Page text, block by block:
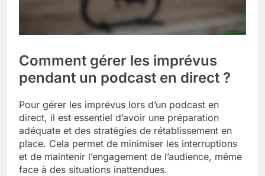
Comment gérer les imprévus
pendant un podcast en direct ?
Pour gérer les imprévus lors d’un podcast en
direct, il est essentiel d’avoir une préparation
adéquate et des stratégies de rétablissement en
place. Cela permet de minimiser les interruptions
et de maintenir l’engagement de l’audience, même
face à des situations inattendues.